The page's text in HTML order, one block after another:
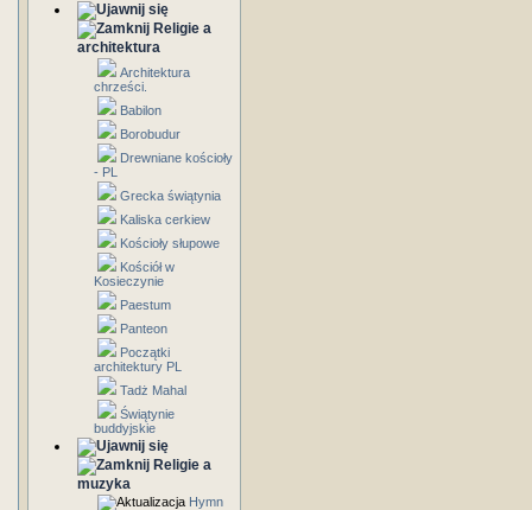
Religie a
architektura
Architektura
chrześci.
Babilon
Borobudur
Drewniane kościoły
- PL
Grecka świątynia
Kaliska cerkiew
Kościoły słupowe
Kościół w
Kosieczynie
Paestum
Panteon
Początki
architektury PL
Tadż Mahal
Świątynie
buddyjskie
Religie a
muzyka
Hymn